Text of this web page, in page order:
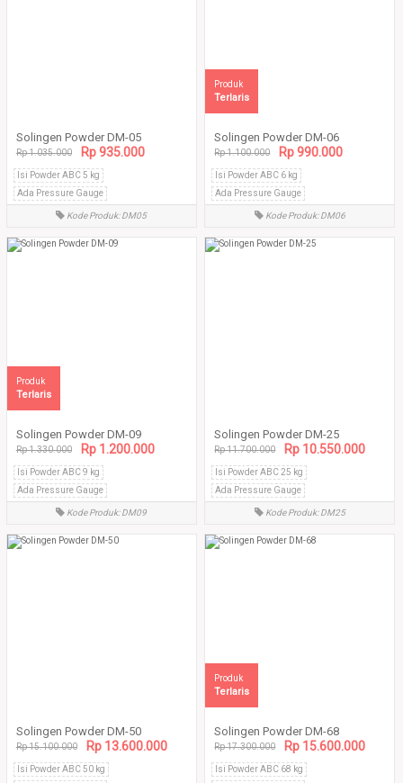
Solingen Powder DM-05
Rp 1.035.000 Rp 935.000
Isi Powder ABC 5 kg
Ada Pressure Gauge
Tabung tanpa sambungan las
Kode Produk: DM05
Solingen Powder DM-06
Produk
Terlaris
Rp 1.100.000 Rp 990.000
Isi Powder ABC 6 kg
Ada Pressure Gauge
Tabung tanpa sambungan las
Kode Produk: DM06
Solingen Powder DM-09
Produk
Terlaris
Rp 1.330.000 Rp 1.200.000
Isi Powder ABC 9 kg
Ada Pressure Gauge
Tabung tanpa sambungan las
Kode Produk: DM09
Solingen Powder DM-25
Rp 11.700.000 Rp 10.550.000
Isi Powder ABC 25 kg
Ada Pressure Gauge
Tabung tanpa sambungan las
Kode Produk: DM25
Solingen Powder DM-50
Rp 15.100.000 Rp 13.600.000
Isi Powder ABC 50 kg
Solingen Powder DM-68
Produk
Terlaris
Rp 17.300.000 Rp 15.600.000
Isi Powder ABC 68 kg